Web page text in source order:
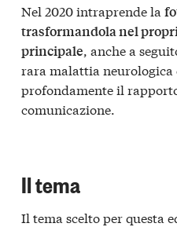
Nel 2020 intraprende la
trasformandola nel
principale, anche a
rara malattia neurologica
profondamente il
comunicazione.
Il tema
Il tema scelto per questa